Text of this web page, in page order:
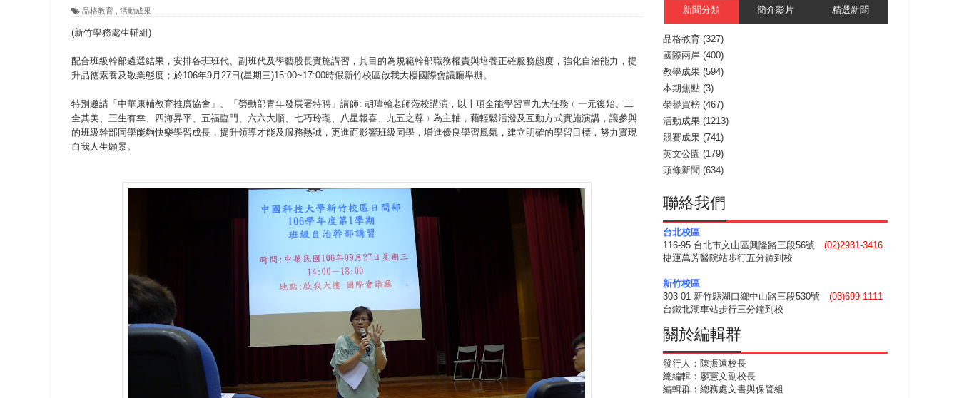
領航AI創先例！ 數媒系錄音室獲「杜比全景聲」與「Wwise」雙認證
品格教育 活動成果
(新竹學務處生輔組)
配合班級幹部遴選結果，安排各班班代、副班代及學藝股長實施講習，其目的為規範幹部職務權責與培養正確服務態度，強化自治能力，提
升品德素養及敬業態度；於106年9月27日(星期三)15:00~17:00時假新竹校區啟我大樓國際會議廳舉辦。
特別邀請「中華康輔教育推廣協會」、「勞動部青年發展署特聘」講師: 胡瑋翰老師蒞校講演，以十項全能學習單九大任務﹙一元復始、二
全其美、三生有幸、四海昇平、五福臨門、六六大順、七巧玲瓏、八星報喜、九五之尊﹚為主軸，藉輕鬆活潑及互動方式實施演講，讓參與
的班級幹部同學能夠快樂學習成長，提升領導才能及服務熱誠，更進而影響班級同學，增進優良學習風氣，建立明確的學習目標，努力實現
自我人生願景。
新聞分類 簡介影片 精選新聞
品格教育 (327)
國際兩岸 (400)
教學成果 (594)
本期焦點 (3)
榮譽賀榜 (467)
活動成果 (1213)
競賽成果 (741)
英文公園 (179)
頭條新聞 (634)
聯絡我們
台北校區
116-95 台北市文山區興隆路三段56號 (02)2931-3416
捷運萬芳醫院站步行五分鐘到校
新竹校區
303-01 新竹縣湖口鄉中山路三段530號 (03)699-1111
台鐵北湖車站步行三分鐘到校
關於編輯群
發行人：陳振遠校長
總編輯：廖憲文副校長
編輯群：總務處文書與保管組